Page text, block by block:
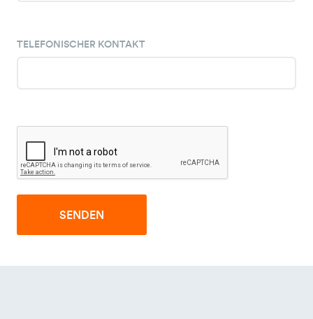
TELEFONISCHER KONTAKT
SENDEN